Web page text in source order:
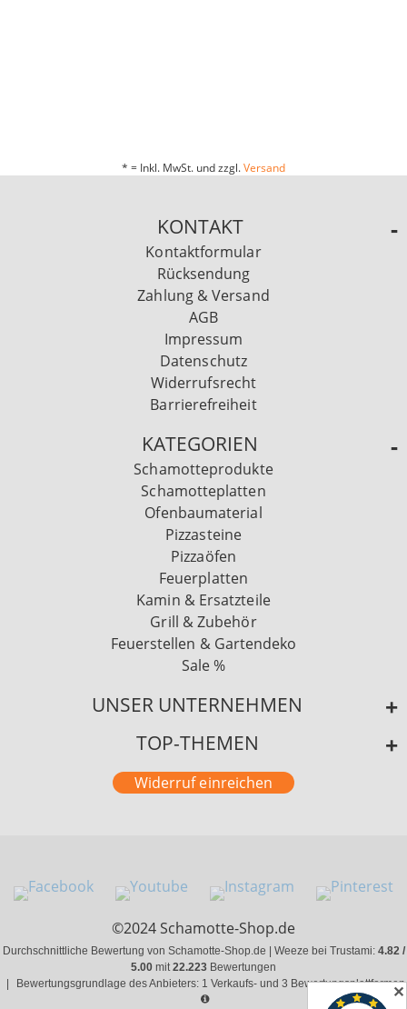
* = Inkl. MwSt. und zzgl.Versand
KONTAKT
Kontaktformular
Rücksendung
Zahlung & Versand
AGB
Impressum
Datenschutz
Widerrufsrecht
Barrierefreiheit
KATEGORIEN
Schamotteprodukte
Schamotteplatten
Ofenbaumaterial
Pizzasteine
Pizzaöfen
Feuerplatten
Kamin & Ersatzteile
Grill & Zubehör
Feuerstellen & Gartendeko
Sale %
UNSER UNTERNEHMEN
TOP-THEMEN
Widerruf einreichen
©2024 Schamotte-Shop.de
Durchschnittliche Bewertung von Schamotte-Shop.de | Weeze bei Trustami: 4.82 /
5.00 mit22.223 Bewertungen
Bewertungsgrundlage des Anbieters: 1 Verkaufs- und 3 Bewertungsplattformen
✕